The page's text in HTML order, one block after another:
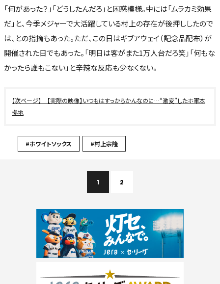
「何があった？」「どうしたんだろ」と困惑模様。中には「ムラカミ効果
だ」と、今季メジャーで大活躍している村上の存在が後押ししたので
は、との指摘もあった。ただ、この日はギブアウェイ（記念品配布）が
開催された日でもあった。「明日は客がまた1万人台だろ笑」「何もな
かったら誰もこない」と辛辣な反応も少なくない。
【実際の映像】いつもはすっからかんなのに…“激変”したホ軍本
拠地
#ホワイトソックス #村上宗隆
1 2